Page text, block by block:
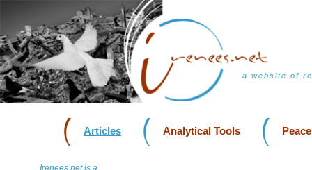
a website of
Articles Analytical Tools
Irenees.net is a